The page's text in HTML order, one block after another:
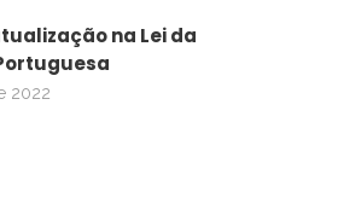
na Lei da
2022